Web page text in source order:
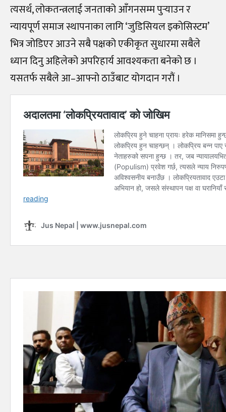
त्यसर्थ, लोकतन्त्रलाई जनताको आँगनसम्म पुर्‍याउन र
न्यायपूर्ण समाज स्थापनाका लागि ‘जुडिसियल इकोसिस्टम’
भित्र जोडिएर आउने सबै पक्षको एकीकृत सुधारमा सबैले
ध्यान दिनु अहिलेको अपरिहार्य आवश्यकता बनेको छ ।
यसतर्फ सबैले आ–आफ्नो ठाउँबाट योगदान गरौं ।